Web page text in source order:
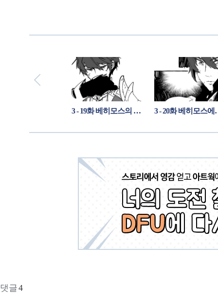
3 - 19화 베히모스의 다른 곳에서는 3 - 20화 베
댓글4